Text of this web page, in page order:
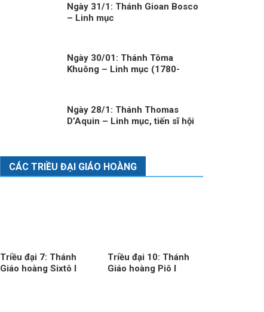
Ngày 31/1: Thánh Gioan Bosco
– Linh mục
Ngày 30/01: Thánh Tôma
Khuông – Linh mục (1780-
Ngày 28/1: Thánh Thomas
D’Aquin – Linh mục, tiến sĩ hội
CÁC TRIỀU ĐẠI GIÁO HOÀNG
Triều đại 7: Thánh
Giáo hoàng Sixtô I
Triều đại 10: Thánh
Giáo hoàng Piô I